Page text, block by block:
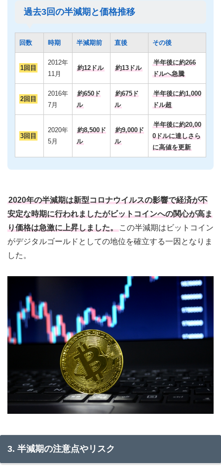
過去3回の半減期と価格推移
回数 時期 半減期前 直後 その後
1回目
2012年
11月
約12ドル 約13ドル
半年後に約266
ドルへ急騰
2回目
2016年
7月
約650ド
ル
約675ド
ル
半年後に約1,000
ドル超
3回目
2020年
5月
約8,500ド
ル
約9,000ド
ル
半年後に約20,00
0ドルに達しさら
に高値を更新
2020年の半減期は新型コロナウイルスの影響で経済が不
安定な時期に行われましたがビットコインへの関心が高ま
り価格は急激に上昇しました。 この半減期はビットコイン
がデジタルゴールドとしての地位を確立する一因となりま
した。
3. 半減期の注意点やリスク